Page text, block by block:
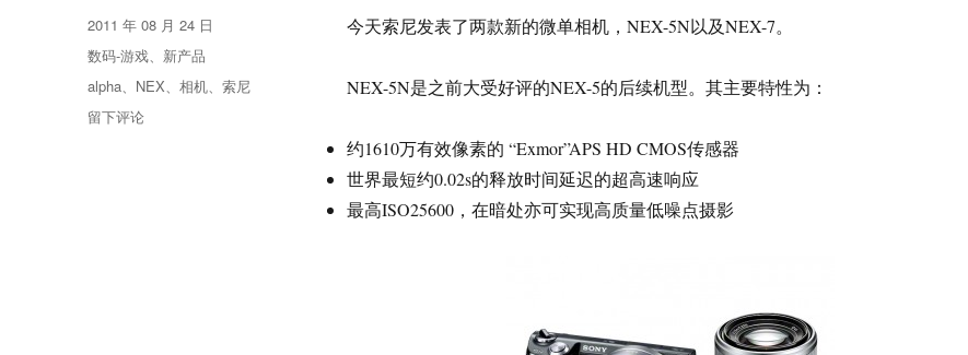
今天索尼发表了两款新的微单相机，NEX-5N以及NEX-7。
NEX-5N是之前大受好评的NEX-5的后续机型。其主要特性为：
约1610万有效像素的 “Exmor”APS HD CMOS传感器
世界最短约0.02s的释放时间延迟的超高速响应
最高ISO25600，在暗处亦可实现高质量低噪点摄影
发
布
于
2011 年 08 月 24 日
分
类
数码-游戏、 新产品
标
签
alpha、 NEX、相机、索尼
于
留下评论